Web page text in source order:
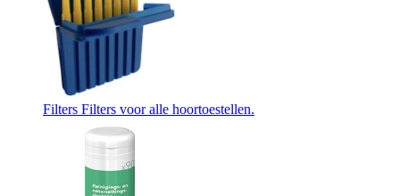
Filters Filters voor alle hoortoestellen.